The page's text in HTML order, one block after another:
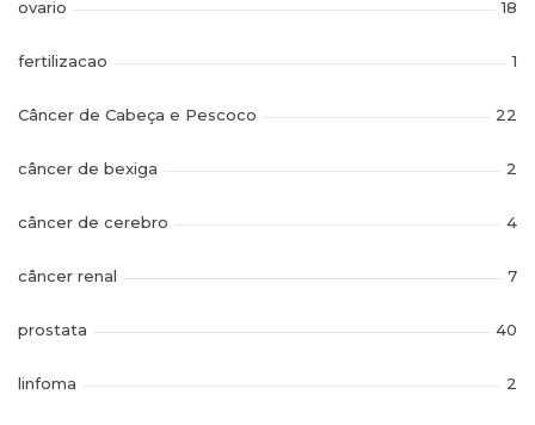
ovario 18
fertilizacao 1
Câncer de Cabeça e Pescoco 22
câncer de bexiga 2
câncer de cerebro 4
câncer renal 7
prostata 40
linfoma 2